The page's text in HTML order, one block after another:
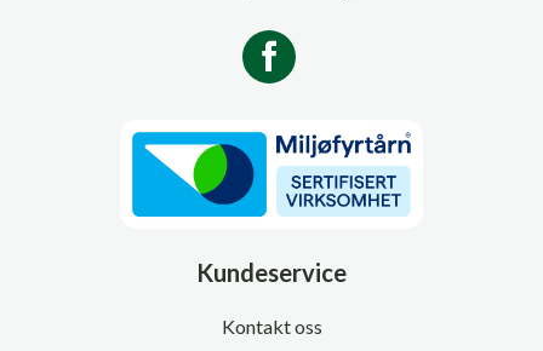
Kundeservice
Kontakt oss